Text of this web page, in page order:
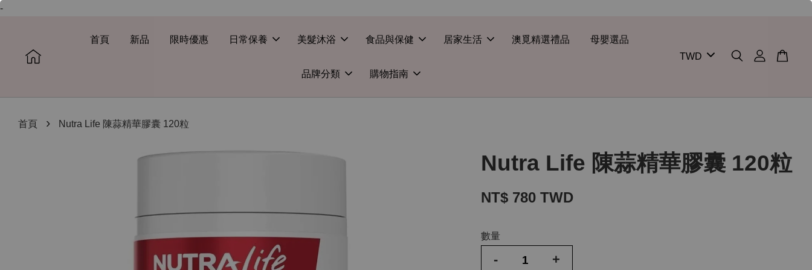
-
首頁 新品 限時優惠 日常保養 美髮沐浴 食品與保健 居家生活 澳覓精選禮品 母嬰選品
品牌分類 購物指南
首頁 › Nutra Life 陳蒜精華膠囊 120粒
Nutra Life 陳蒜精華膠囊 120粒
NT$ 780 TWD
數量
- +